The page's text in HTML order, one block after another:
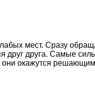
мест. Сразу
друг друга. Самые
они окажутся